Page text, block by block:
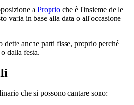
a Proprio che è l'insieme delle
varia in base alla data o all'occasione
anche parti fisse, proprio perché
dalla festa.
che si possono cantare sono: